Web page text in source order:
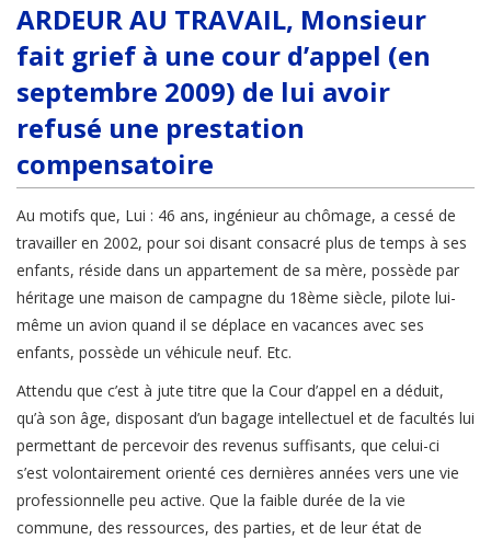
ARDEUR AU TRAVAIL, Monsieur
fait grief à une cour d’appel (en
septembre 2009) de lui avoir
refusé une prestation
compensatoire
Au motifs que, Lui : 46 ans, ingénieur au chômage, a cessé de
travailler en 2002, pour soi disant consacré plus de temps à ses
enfants, réside dans un appartement de sa mère, possède par
héritage une maison de campagne du 18ème siècle, pilote lui-
même un avion quand il se déplace en vacances avec ses
enfants, possède un véhicule neuf. Etc.
Attendu que c’est à jute titre que la Cour d’appel en a déduit,
qu’à son âge, disposant d’un bagage intellectuel et de facultés lui
permettant de percevoir des revenus suffisants, que celui-ci
s’est volontairement orienté ces dernières années vers une vie
professionnelle peu active. Que la faible durée de la vie
commune, des ressources, des parties, et de leur état de